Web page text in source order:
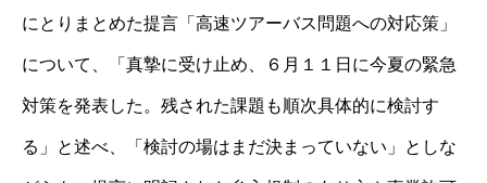
にとりまとめた提言「高速ツアーバス問題への対応策」
について、「真摯に受け止め、６月１１日に今夏の緊急
対策を発表した。残された課題も順次具体的に検討す
る」と述べ、「検討の場はまだ決まっていない」としな